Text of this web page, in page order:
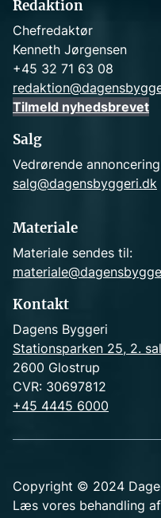
Redaktion
Chefredaktør
Kenneth Jørgensen
+45 32 71 63 08
Tilmeld nyhedsbrevet
Salg
Vedrørende
salg@dagensbyggeri.dk
Materiale
Materiale sendes til:
Kontakt
Dagens Byggeri
Stationsparken 25, 2. sal
2600 Glostrup
CVR: 30697812
+45 4445 6000
Copyright © 2024
Læs vores behandling af